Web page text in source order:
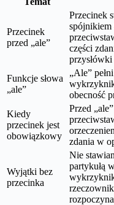
Przecinek
przed „ale”
Przecinek
spójnikiem
części
Funkcje słowa
„ale”
„Ale”
obecność
Kiedy
przecinek jest
obowiązkowy
Przed
zdania w
Wyjątki bez
przecinka
Nie
partykułą